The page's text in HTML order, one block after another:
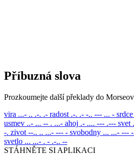
Příbuzná slova
Prozkoumejte další překlady do
vira ...- .. .-. .- radost .-. .- -.. --- ... - srdce
usmev ..- ... -- . ...- ahoj .- .... --- .--- svet
-. zivot --.. .. ...- --- - svobodny ... ...- ---
svetlo ... ...- . - .-.. --
STÁHNĚTE SI APLIKACI